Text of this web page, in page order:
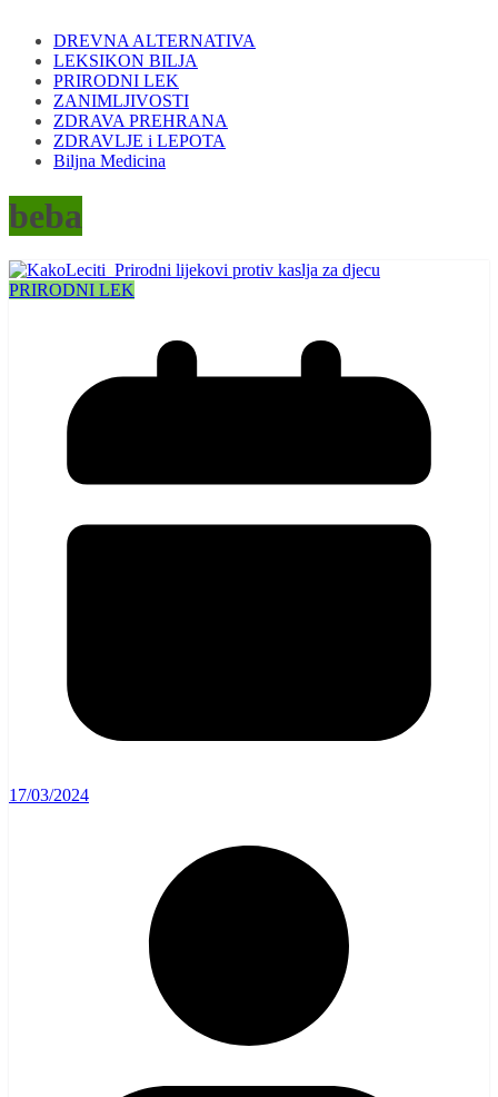
DREVNA ALTERNATIVA
LEKSIKON BILJA
PRIRODNI LEK
ZANIMLJIVOSTI
ZDRAVA PREHRANA
ZDRAVLJE i LEPOTA
Biljna Medicina
beba
PRIRODNI LEK
17/03/2024